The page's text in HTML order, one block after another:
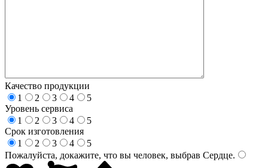
Качество продукции
1
2 3 4
5
Уровень сервиса
1
2 3 4
5
Срок изготовления
1
2 3 4
5
Пожалуйста, докажите, что вы человек, выбрав Сердце.